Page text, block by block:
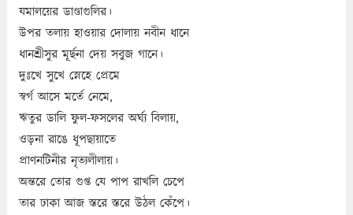
যমালয়ের ডাণ্ডাগুলির।
উপর তলায় হাওয়ার দোলায় নবীন ধানে
ধানশ্রীসুর মূর্ছনা দেয় সবুজ গানে।
দুঃখে সুখে স্নেহে প্রেমে
স্বর্গ আসে মর্তে নেমে,
ঋতুর ডালি ফুল-ফসলের অর্ঘ্য বিলায়,
ওড়না রাঙে ধূপছায়াতে
প্রাণনটিনীর নৃত্যলীলায়।
অন্তরে তোর গুপ্ত যে পাপ রাখলি চেপে
তার ঢাকা আজ স্তরে স্তরে উঠল কেঁপে।